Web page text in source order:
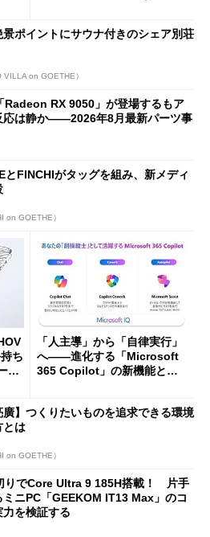
景ポイントにサウナ付きのシェア別荘
VILLA on GOETHE）
Radeon RX 9050」が登場するもア
応は静か――2026年8月最新パーツ事
とFINCHIがタッグを組み、新メディ
on GOETHE）
ち
ン
「人主導」から「自律実行」
へ――進化する「Microsoft
365 Copilot」の新機能とエ
廣】つくりたいものを追求できる環境
とは
on GOETHE）
りでCore Ultra 9 185H搭載！ 片手
ミニPC「GEEKOM IT13 Max」のコ
力を検証する